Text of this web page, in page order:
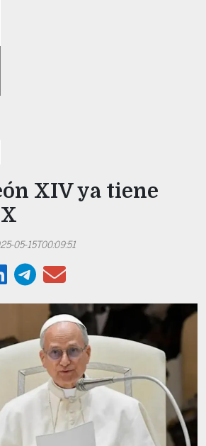
XIV ya tiene
05-15T00:09:51